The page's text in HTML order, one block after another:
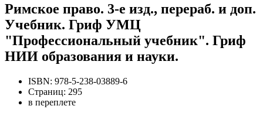
Римское право. 3-е изд., перераб. и доп.
Учебник. Гриф УМЦ
"Профессиональный учебник". Гриф
НИИ образования и науки.
ISBN: 978-5-238-03889-6
Страниц: 295
в переплете